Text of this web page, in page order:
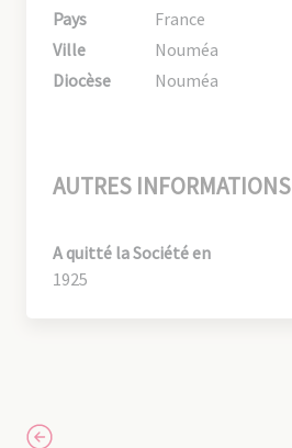
Pays
France
Ville
Nouméa
Diocèse
Nouméa
AUTRES INFORMATIONS
A quitté la Société en
1925